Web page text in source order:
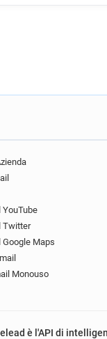
YouTube
Twitter
Google Maps
Monouso
è l'API di